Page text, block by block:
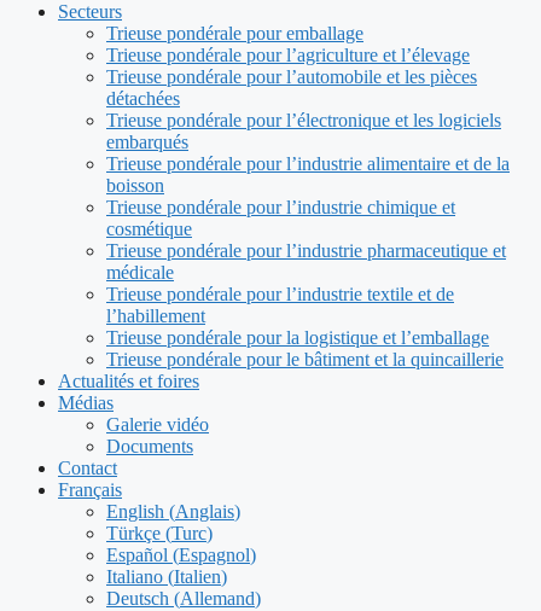
Secteurs
Trieuse pondérale pour emballage
Trieuse pondérale pour l’agriculture et l’élevage
Trieuse pondérale pour l’automobile et les pièces
détachées
Trieuse pondérale pour l’électronique et les logiciels
embarqués
Trieuse pondérale pour l’industrie alimentaire et de la
boisson
Trieuse pondérale pour l’industrie chimique et
cosmétique
Trieuse pondérale pour l’industrie pharmaceutique et
médicale
Trieuse pondérale pour l’industrie textile et de
l’habillement
Trieuse pondérale pour la logistique et l’emballage
Trieuse pondérale pour le bâtiment et la quincaillerie
Actualités et foires
Médias
Galerie vidéo
Documents
Contact
Français
English (Anglais)
Türkçe (Turc)
Español (Espagnol)
Italiano (Italien)
Deutsch (Allemand)